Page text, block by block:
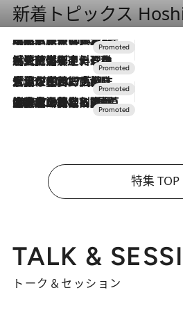
新着トピックス
2026.7.31
【ホテル帰省】という選択肢をOMOが提案。家族とほどよい距離を保つには「昼は実家、夜は気兼ねなくホテルで！」
2026.7.24
【夏限定ディナーコース】旬を迎える稚鮎や花ズッキーニなどをイタリア・トスカーナの郷土料理の手法で満喫！
2026.7.17
「土佐和ハーブかき氷」がOMO7高知に登場！生姜、山椒、大葉など目にも舌にも涼を呼ぶ郷土の味
2026.7.10
NEW OPEN！【界 草津】名湯の地に誕生。趣の異なる2種の温泉と上州ならではの会席・蕎麦割烹など美食を味わう究極の癒やし旅
特集 TOP
TALK &
トーク＆セッション